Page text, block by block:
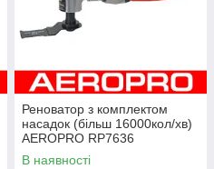
Реноватор з комплектом
насадок (більш 16000кол/хв)
AEROPRO RP7636
В наявності